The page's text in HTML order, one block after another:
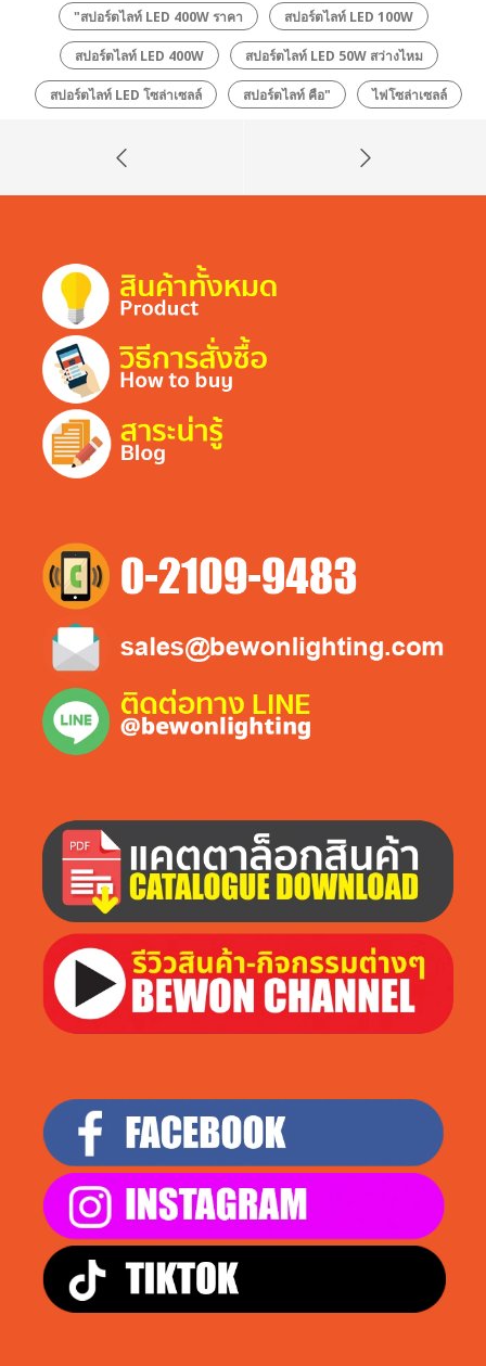
"สปอร์ตไลท์ LED 400W ราคา สปอร์ตไลท์ LED 100W
สปอร์ตไลท์ LED 400W สปอร์ตไลท์ LED 50W สว่างไหม
สปอร์ตไลท์ LED โซล่าเซลล์ สปอร์ตไลท์ คือ" ไฟโซล่าเซลล์